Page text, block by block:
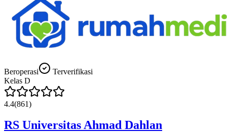
Beroperasi
Terverifikasi
Kelas D
4.4(861)
RS Universitas Ahmad Dahlan